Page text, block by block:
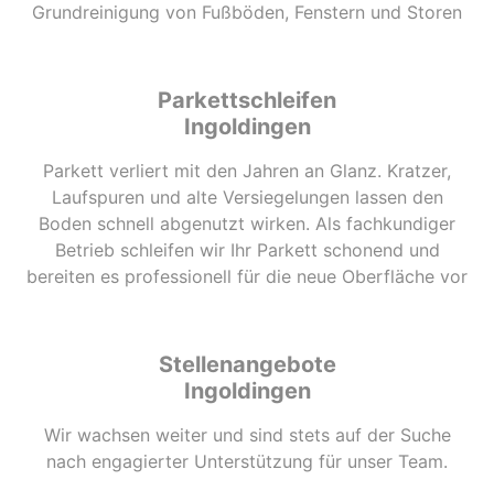
Grundreinigung von Fußböden, Fenstern und Storen
Parkettschleifen
Ingoldingen
Parkett verliert mit den Jahren an Glanz. Kratzer,
Laufspuren und alte Versiegelungen lassen den
Boden schnell abgenutzt wirken. Als fachkundiger
Betrieb schleifen wir Ihr Parkett schonend und
bereiten es professionell für die neue Oberfläche vor
Stellenangebote
Ingoldingen
Wir wachsen weiter und sind stets auf der Suche
nach engagierter Unterstützung für unser Team.